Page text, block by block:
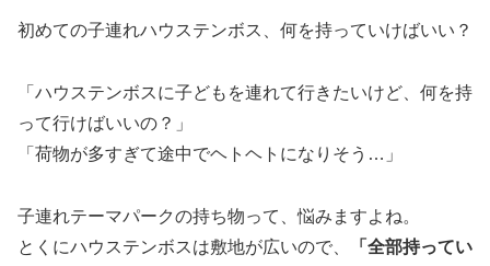
初めての子連れハウステンボス、何を持っていけばいい？
「ハウステンボスに子どもを連れて行きたいけど、何を持
って行けばいいの？」
「荷物が多すぎて途中でヘトヘトになりそう…」
子連れテーマパークの持ち物って、悩みますよね。
とくにハウステンボスは敷地が広いので、
「全部持ってい